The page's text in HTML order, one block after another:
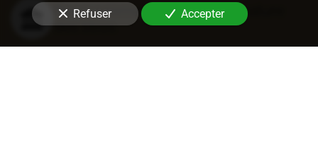
Recouvrement judiciaire et nature
des titres
Refuser Accepter